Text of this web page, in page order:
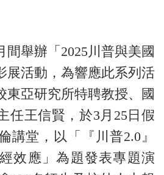
間舉辦「2025川普與美國
展活動，為響應此系列活
東亞研究所特聘教授、國
任王信賢，於3月25日假
講堂，以「『川普2.0』
效應」為題發表專題演